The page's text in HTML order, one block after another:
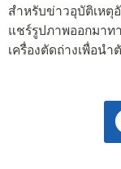
สำหรับข่าวอุบัติเหตุ
แชร์รูปภาพออกมาท
เครื่องตัดถ่างเพื่อน